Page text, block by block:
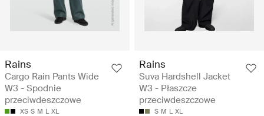
Rains
Cargo Rain Pants Wide
W3 - Spodnie
przeciwdeszczowe
XS S M L XL
Rains
Suva Hardshell Jacket
W3 - Płaszcze
przeciwdeszczowe
S M L XL